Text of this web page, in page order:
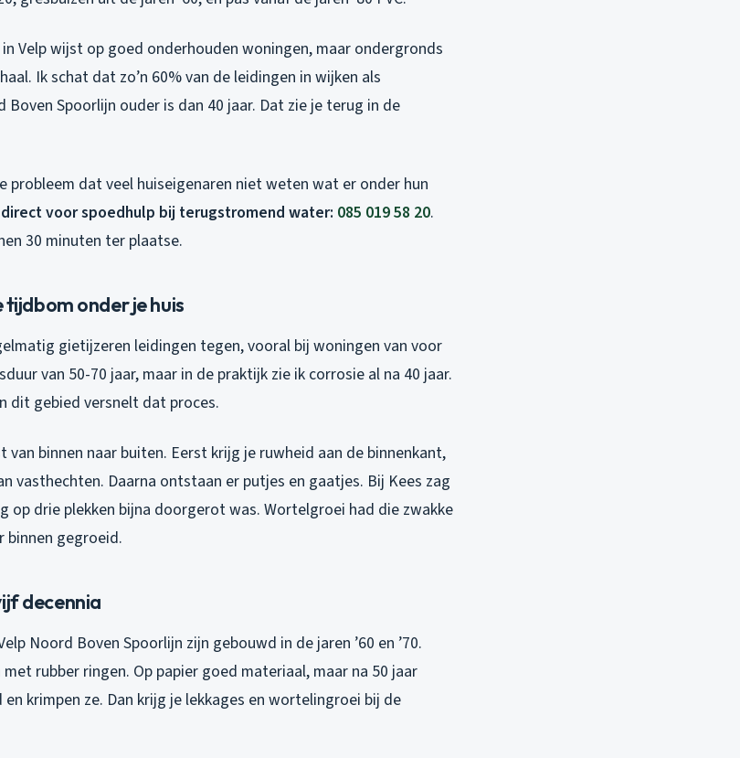
in Velp wijst op goed onderhouden woningen, maar ondergronds
Ik schat dat zo’n 60% van de leidingen in wijken als
Boven Spoorlijn ouder is dan 40 jaar. Dat zie je terug in de
probleem dat veel huiseigenaren niet weten wat er onder hun
voor spoedhulp bij terugstromend water: 085 019 58 20.
30 minuten ter plaatse.
onder je huis
gietijzeren leidingen tegen, vooral bij woningen van voor
van 50-70 jaar, maar in de praktijk zie ik corrosie al na 40 jaar.
dit gebied versnelt dat proces.
binnen naar buiten. Eerst krijg je ruwheid aan de binnenkant,
vasthechten. Daarna ontstaan er putjes en gaatjes. Bij Kees zag
op drie plekken bijna doorgerot was. Wortelgroei had die zwakke
binnen gegroeid.
decennia
Noord Boven Spoorlijn zijn gebouwd in de jaren ’60 en ’70.
rubber ringen. Op papier goed materiaal, maar na 50 jaar
krimpen ze. Dan krijg je lekkages en wortelingroei bij de